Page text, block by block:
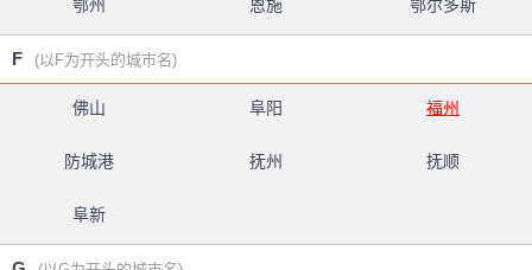
鄂州 恩施 鄂尔多斯
F (以F为开头的城市名)
佛山 阜阳 福州
防城港 抚州 抚顺
阜新